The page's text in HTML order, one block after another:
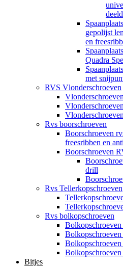
gepolijst
en
Quadra
met
RVS Vlonderschroeven
Rvs boorschroeven
Boorschroeven
freesribben en
Boorschroeven
drill
Rvs Tellerkopschroeven
Rvs bolkopschroeven
Bitjes